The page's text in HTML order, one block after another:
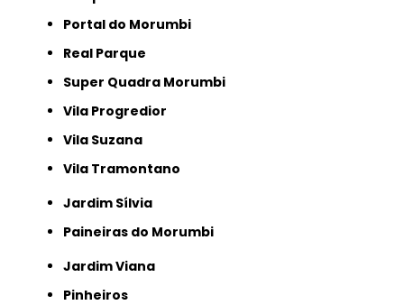
Portal do Morumbi
Real Parque
Super Quadra Morumbi
Vila Progredior
Vila Suzana
Vila Tramontano
Jardim Sílvia
Paineiras do Morumbi
Jardim Viana
Pinheiros